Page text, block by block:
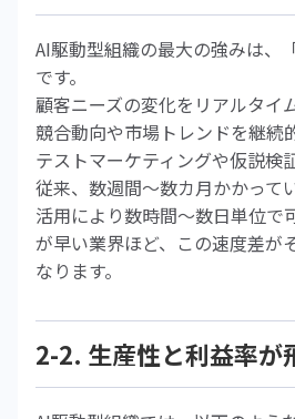
AI駆動型組織の最大の強みは、
です。
顧客ニーズの変化をリアルタイ
競合動向や市場トレンドを継続
テストマーケティングや仮説検
従来、数週間〜数カ月かかって
活用により数時間〜数日単位で
が早い業界ほど、この速度差が
なります。
2-2. 生産性と利益率が